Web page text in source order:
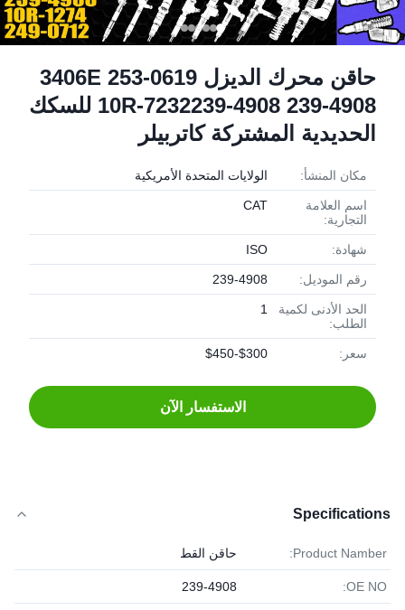
حاقن محرك الديزل 3406E 253-0619
10R-7232239-4908 239-4908 للسكك
الحديدية المشتركة كاتربيلر
مكان المنشأ: الولايات المتحدة الأمريكية
اسم العلامة
التجارية:
CAT
شهادة: ISO
رقم الموديل: 239-4908
الحد الأدنى لكمية
الطلب:
1
سعر: $300-$450
الاستفسار الآن
Specifications
Product Namber: حاقن القط
OE NO:
239-4908